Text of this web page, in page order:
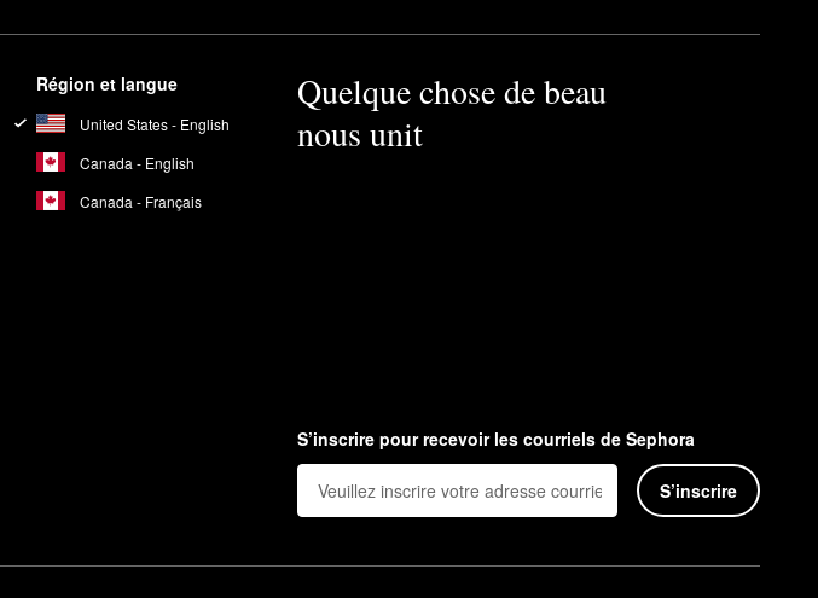
Région et langue
United States - English
Canada - English
Canada - Français
Quelque chose de beau
nous unit
S’inscrire pour recevoir les courriels de Sephora
S’inscrire